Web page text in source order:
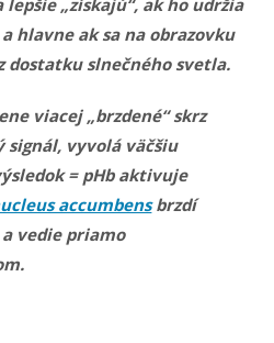
hlavne ak sa na obrazovku
dostatku slnečného svetla.
viacej „brzdené“ skrz
signál, vyvolá väčšiu
= pHb aktivuje
accumbensbrzdí
vedie priamo